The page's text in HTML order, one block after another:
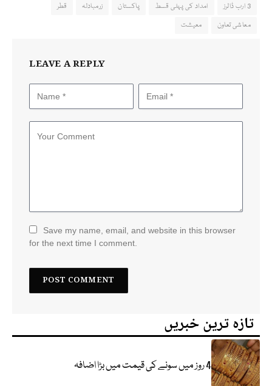
3 ارب ڈالرز امداد کی پہلی قسط پاکستان زرمبادلہ
قطر
معاشی تعاون
معیشت
LEAVE A REPLY
Save my name, email, and website in this browser
for the next time I comment.
تازہ ترین خبریں
4 روز میں سونے کی قیمت میں بڑا اضافہ